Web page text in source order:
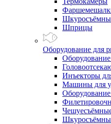
Шприцы
Оборудование для
Инъекторы
Машины для